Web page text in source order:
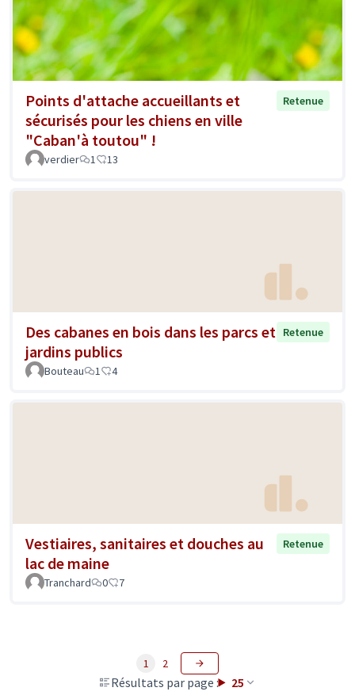
Points d'attache accueillants et
sécurisés pour les chiens en ville
"Caban'à toutou" !
Retenue
verdier 1 13
Des cabanes en bois dans les parcs et
jardins publics
Retenue
Bouteau 1 4
Vestiaires, sanitaires et douches au
lac de maine
Retenue
Tranchard 0 7
Résultats par page : 25
1 2